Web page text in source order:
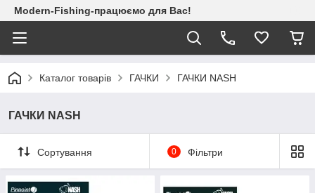
Modern-Fishing-працюємо для Вас!
Каталог товарів ГАЧКИ ГАЧКИ NASH
ГАЧКИ NASH
Сортування 0 Фільтри